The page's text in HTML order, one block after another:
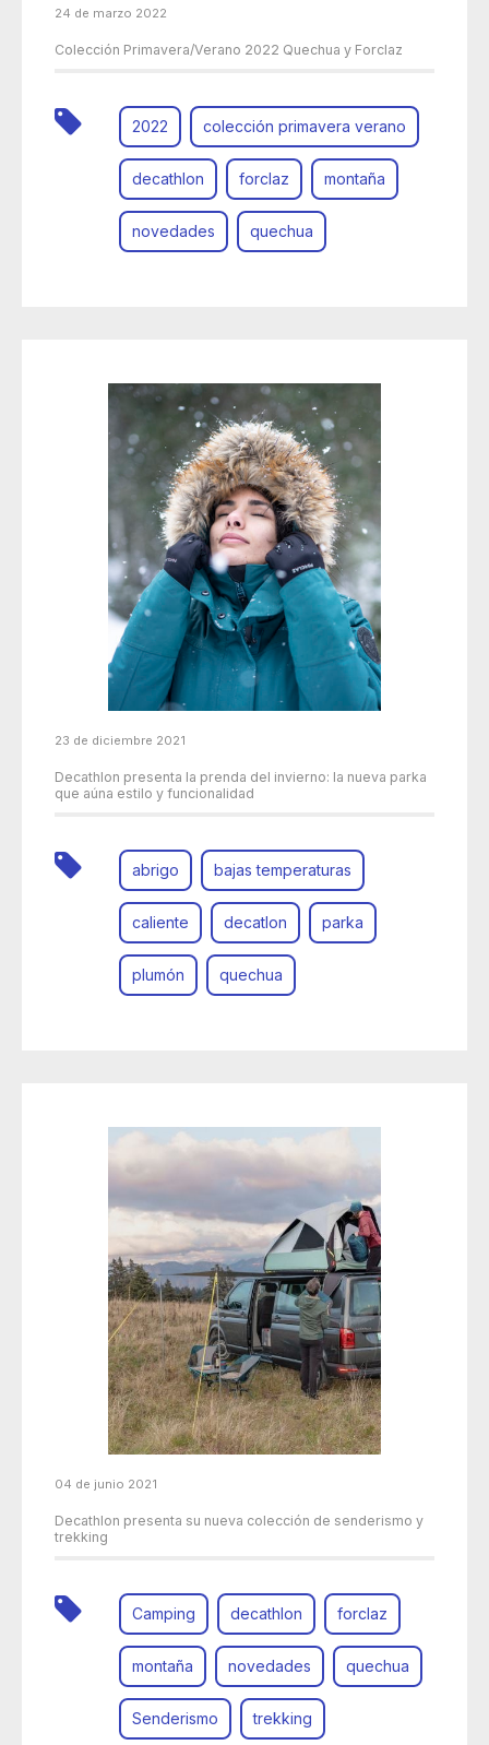
24 de marzo 2022
Colección Primavera/Verano 2022 Quechua y Forclaz
2022 colección primavera verano
decathlon forclaz montaña
novedades quechua
23 de diciembre 2021
Decathlon presenta la prenda del invierno: la nueva parka
que aúna estilo y funcionalidad
abrigo bajas temperaturas
caliente decatlon parka
plumón quechua
04 de junio 2021
Decathlon presenta su nueva colección de senderismo y
trekking
Camping decathlon forclaz
montaña novedades quechua
Senderismo trekking